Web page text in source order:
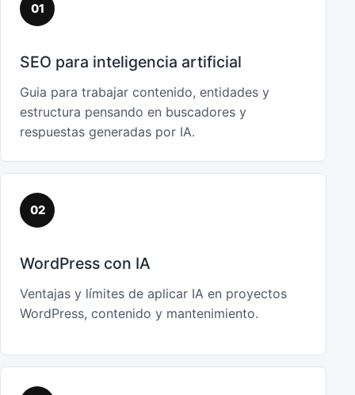
01
SEO para inteligencia artificial
Guia para trabajar contenido, entidades y
estructura pensando en buscadores y
respuestas generadas por IA.
02
WordPress con IA
Ventajas y límites de aplicar IA en proyectos
WordPress, contenido y mantenimiento.